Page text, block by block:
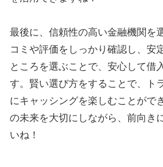
最後に、信頼性の高い金融機関を
コミや評価をしっかり確認し、安
ところを選ぶことで、安心して借
す。賢い選び方をすることで、ト
にキャッシングを楽しむことがで
の未来を大切にしながら、前向き
いね！